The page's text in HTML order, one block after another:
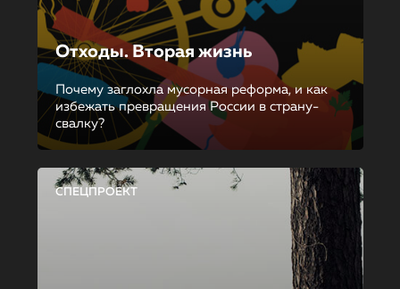
Отходы. Вторая жизнь
Почему заглохла мусорная реформа, и как
избежать превращения России в страну-
свалку?
СПЕЦПРОЕКТ